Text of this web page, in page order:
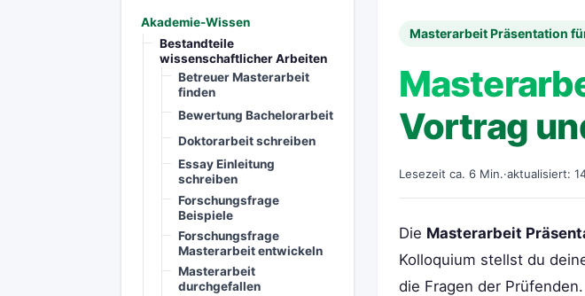
Akademie-Wissen
Bestandteile
wissenschaftlicher Arbeiten
Betreuer Masterarbeit
finden
Bewertung Bachelorarbeit
Doktorarbeit schreiben
Essay Einleitung
schreiben
Forschungsfrage
Beispiele
Forschungsfrage
Masterarbeit entwickeln
Masterarbeit
durchgefallen
Masterarbeit Präsentation
Vortrag
Lesezeit ca. 6 Min.·aktualisiert:
Die Masterarbeit
Kolloquium stellst du
die Fragen der